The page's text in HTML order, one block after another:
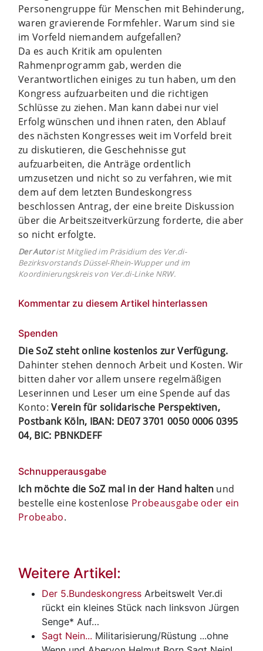
Personengruppe für Menschen mit Behinderung,
waren gravierende Formfehler. Warum sind sie
im Vorfeld niemandem aufgefallen?
Da es auch Kritik am opulenten
Rahmenprogramm gab, werden die
Verantwortlichen einiges zu tun haben, um den
Kongress aufzuarbeiten und die richtigen
Schlüsse zu ziehen. Man kann dabei nur viel
Erfolg wünschen und ihnen raten, den Ablauf
des nächsten Kongresses weit im Vorfeld breit
zu diskutieren, die Geschehnisse gut
aufzuarbeiten, die Anträge ordentlich
umzusetzen und nicht so zu verfahren, wie mit
dem auf dem letzten Bundeskongress
beschlossen Antrag, der eine breite Diskussion
über die Arbeitszeitverkürzung forderte, die aber
so nicht erfolgte.
Der Autorist Mitglied im Präsidium des Ver.di-
Bezirksvorstands Düssel-Rhein-Wupper und im
Koordinierungskreis von Ver.di-Linke NRW.
Kommentar zu diesem Artikel hinterlassen
Spenden
Die SoZ steht online kostenlos zur Verfügung.
Dahinter stehen dennoch Arbeit und Kosten. Wir
bitten daher vor allem unsere regelmäßigen
Leserinnen und Leser um eine Spende auf das
Konto:Verein für solidarische Perspektiven,
Postbank Köln, IBAN: DE07 3701 0050 0006 0395
04, BIC: PBNKDEFF
Schnupperausgabe
Ich möchte die SoZ mal in der Hand halten und
bestelle eine kostenlose Probeausgabe oder ein
Probeabo.
Weitere Artikel:
Der 5.Bundeskongress Arbeitswelt Ver.di
rückt ein kleines Stück nach linksvon Jürgen
Senge* Auf…
Sagt Nein... Militarisierung/Rüstung ...ohne